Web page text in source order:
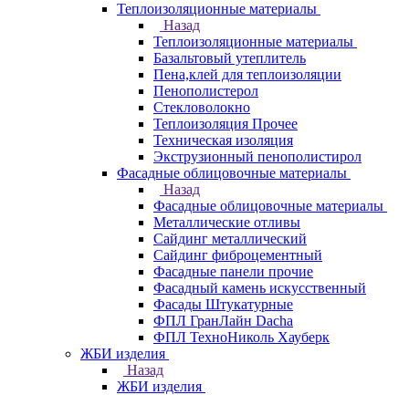
Теплоизоляционные материалы
Назад
Теплоизоляционные материалы
Базальтовый утеплитель
Пена,клей для теплоизоляции
Пенополистерол
Стекловолокно
Теплоизоляция Прочее
Техническая изоляция
Экструзионный пенополистирол
Фасадные облицовочные материалы
Назад
Фасадные облицовочные материалы
Металлические отливы
Сайдинг металлический
Сайдинг фиброцементный
Фасадные панели прочие
Фасадный камень искусственный
Фасады Штукатурные
ФПЛ ГранЛайн Dacha
ФПЛ ТехноНиколь Хауберк
ЖБИ изделия
Назад
ЖБИ изделия